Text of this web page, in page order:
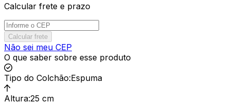
Calcular frete e prazo
Calcular frete
Não sei meu CEP
O que saber sobre esse produto
Tipo do Colchão:Espuma
Altura:25 cm